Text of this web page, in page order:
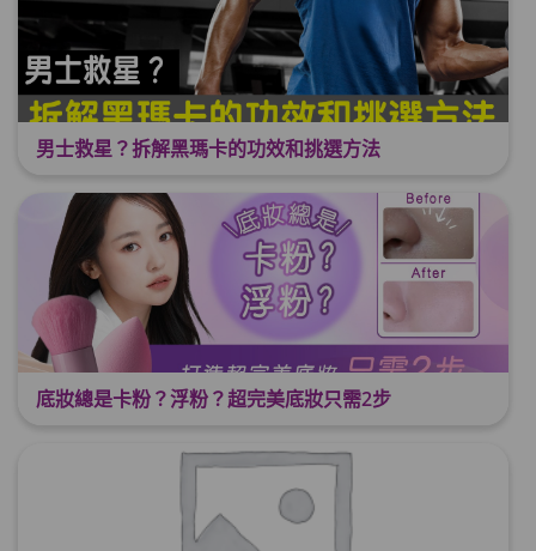
男士救星？拆解黑瑪卡的功效和挑選方法
底妝總是卡粉？浮粉？超完美底妝只需2步